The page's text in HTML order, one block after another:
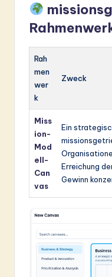
Rah
men
wer
k
Zweck
Miss
ion-
Mod
ell-
Can
vas
Ein
Erreichung
Gewinn